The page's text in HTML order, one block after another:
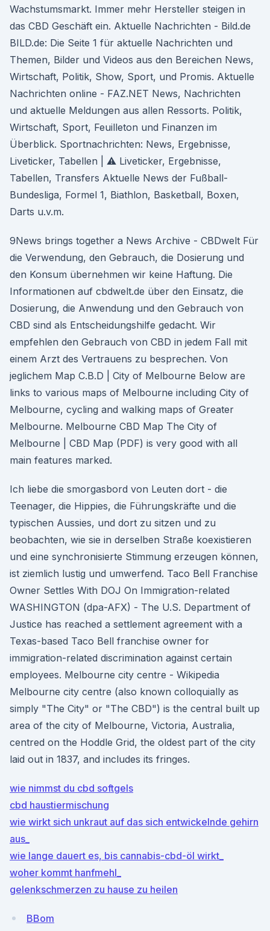
Wachstumsmarkt. Immer mehr Hersteller steigen in
das CBD Geschäft ein. Aktuelle Nachrichten - Bild.de
BILD.de: Die Seite 1 für aktuelle Nachrichten und
Themen, Bilder und Videos aus den Bereichen News,
Wirtschaft, Politik, Show, Sport, und Promis. Aktuelle
Nachrichten online - FAZ.NET News, Nachrichten
und aktuelle Meldungen aus allen Ressorts. Politik,
Wirtschaft, Sport, Feuilleton und Finanzen im
Überblick. Sportnachrichten: News, Ergebnisse,
Liveticker, Tabellen | ⚠ Liveticker, Ergebnisse,
Tabellen, Transfers Aktuelle News der Fußball-
Bundesliga, Formel 1, Biathlon, Basketball, Boxen,
Darts u.v.m.
9News brings together a News Archive - CBDwelt Für
die Verwendung, den Gebrauch, die Dosierung und
den Konsum übernehmen wir keine Haftung. Die
Informationen auf cbdwelt.de über den Einsatz, die
Dosierung, die Anwendung und den Gebrauch von
CBD sind als Entscheidungshilfe gedacht. Wir
empfehlen den Gebrauch von CBD in jedem Fall mit
einem Arzt des Vertrauens zu besprechen. Von
jeglichem Map C.B.D | City of Melbourne Below are
links to various maps of Melbourne including City of
Melbourne, cycling and walking maps of Greater
Melbourne. Melbourne CBD Map The City of
Melbourne | CBD Map (PDF) is very good with all
main features marked.
Ich liebe die smorgasbord von Leuten dort - die
Teenager, die Hippies, die Führungskräfte und die
typischen Aussies, und dort zu sitzen und zu
beobachten, wie sie in derselben Straße koexistieren
und eine synchronisierte Stimmung erzeugen können,
ist ziemlich lustig und umwerfend. Taco Bell Franchise
Owner Settles With DOJ On Immigration-related
WASHINGTON (dpa-AFX) - The U.S. Department of
Justice has reached a settlement agreement with a
Texas-based Taco Bell franchise owner for
immigration-related discrimination against certain
employees. Melbourne city centre - Wikipedia
Melbourne city centre (also known colloquially as
simply "The City" or "The CBD") is the central built up
area of the city of Melbourne, Victoria, Australia,
centred on the Hoddle Grid, the oldest part of the city
laid out in 1837, and includes its fringes.
wie nimmst du cbd softgels
cbd haustiermischung
wie wirkt sich unkraut auf das sich entwickelnde gehirn
aus_
wie lange dauert es, bis cannabis-cbd-öl wirkt_
woher kommt hanfmehl_
gelenkschmerzen zu hause zu heilen
BBom